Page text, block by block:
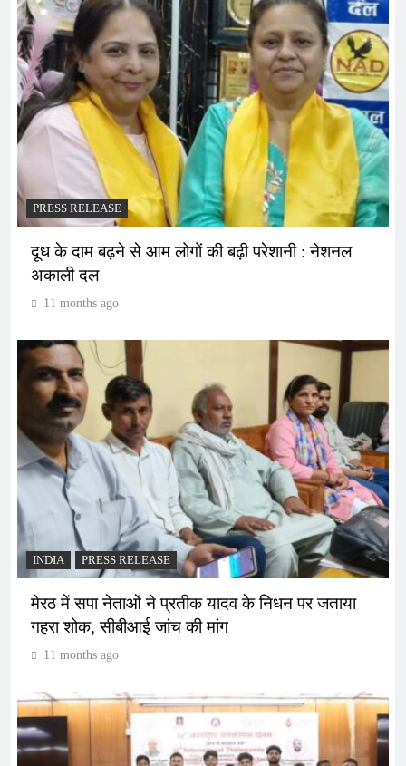
PRESS RELEASE
दूध के दाम बढ़ने से आम लोगों की बढ़ी परेशानी : नेशनल
अकाली दल
11 months ago
INDIA PRESS RELEASE
मेरठ में सपा नेताओं ने प्रतीक यादव के निधन पर जताया
गहरा शोक, सीबीआई जांच की मांग
11 months ago